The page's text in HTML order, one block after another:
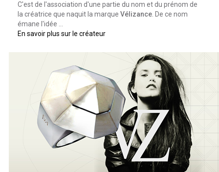
C'est de l'association d'une partie du nom et du prénom de
la créatrice que naquit la marque Vélizance. De ce nom
émane l'idée ...
En savoir plus sur le créateur